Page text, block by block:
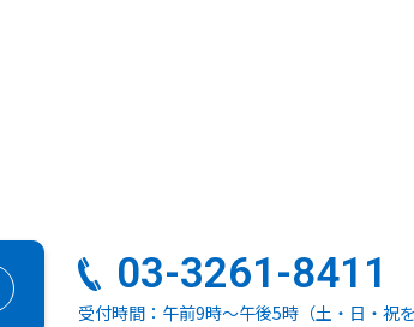
03-3261-8411
受付時間：午前9時～午後5時（土・日・祝を